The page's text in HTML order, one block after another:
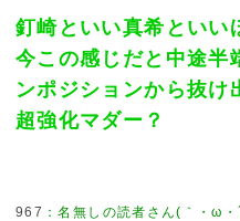
釘崎といい真希といい
今この感じだと中途半
ンポジションから抜け
超強化マダー？
967 ：名無しの読者さん(｀・ω・